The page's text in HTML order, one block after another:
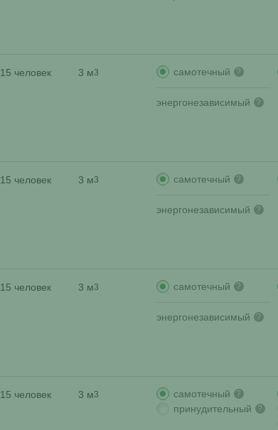
15 человек 3 м3 самотечный ?
энергонезависимый ?
15 человек 3 м3 самотечный ?
энергонезависимый ?
15 человек 3 м3 самотечный ?
энергонезависимый ?
15 человек 3 м3 самотечный ?
принудительный ?